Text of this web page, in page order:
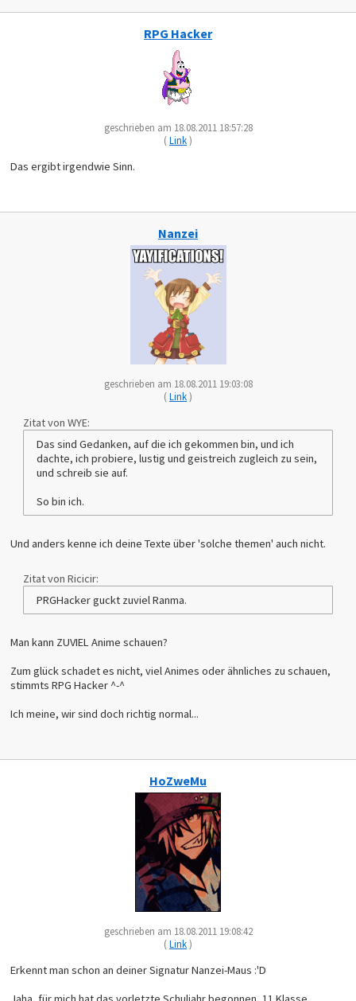
RPG Hacker
geschrieben am 18.08.2011 18:57:28
(Link)
Das ergibt irgendwie Sinn.
Nanzei
geschrieben am 18.08.2011 19:03:08
(Link)
Zitat von WYE:
Das sind Gedanken, auf die ich gekommen bin, und ich
dachte, ich probiere, lustig und geistreich zugleich zu sein,
und schreib sie auf.
So bin ich.
Und anders kenne ich deine Texte über 'solche themen' auch nicht.
Zitat von Ricicir:
PRGHacker guckt zuviel Ranma.
Man kann ZUVIEL Anime schauen?
Zum glück schadet es nicht, viel Animes oder ähnliches zu schauen,
stimmts RPG Hacker ^-^
Ich meine, wir sind doch richtig normal...
HoZweMu
geschrieben am 18.08.2011 19:08:42
(Link)
Erkennt man schon an deiner Signatur Nanzei-Maus :'D